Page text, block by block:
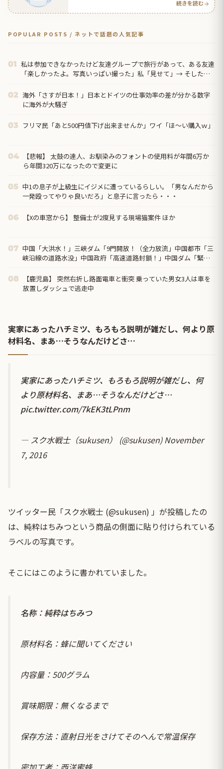
続きを読む
POPULAR POSTS / ネットで話題の人気記事
01 私は参加できなかったけど友達グループで旅行があって、ある友達
「楽しかったよ。写真いっぱい撮った」私「見せて」→ そしたら
02 海外「さすが日本！」日本とドイツの仕事効率の差が分かる数字
に海外が大騒ぎ
03 フリマ民「あと500円値下げ出来ませんか」ワイ「ほ～い購入ｗ」
04
【悲報】 太鼓の達人、お馴染みのフォントの使用料が年間6万か
ら年間320万になったので変更に
05 中1の息子が上級生にイジメに遭っているらしい。「男なんだから
一発殴ってやりゃ良いだろ」と息子に言ったら・・・
06 【Xの車窓から】 整備士が2度見する現場猫案件 ほか
07 中国「大洪水！」三峡ダム「9門開放！（全力放流」中国都市「三
峡沿線の道路水没」中国政府「高速道路封鎖！」中国ダム「緊急
08
【鹿児島】 突然右折し路面電車と衝突 乗っていた男女3人は車を
放置しダッシュで逃走中
実家にあったハチミツ、もろもろ説明が雑だし、何より原
材料名、まあ…そうなんだけどさ…
実家にあったハチミツ、もろもろ説明が雑だし、何
より原材料名、まあ…そうなんだけどさ…
pic.twitter.com/7kEK3tLPnm
— スク水戦士（sukusen） (@sukusen)November
7, 2016
ツイッター民「スク水戦士 (@sukusen) 」が投稿したの
は、純粋はちみつという商品の側面に貼り付けられている
ラベルの写真です。
そこにはこのように書かれていました。
名称：純粋はちみつ
原材料名：蜂に聞いてください
内容量：500グラム
賞味期限：無くなるまで
保存方法：直射日光をさけてそのへんで常温保存